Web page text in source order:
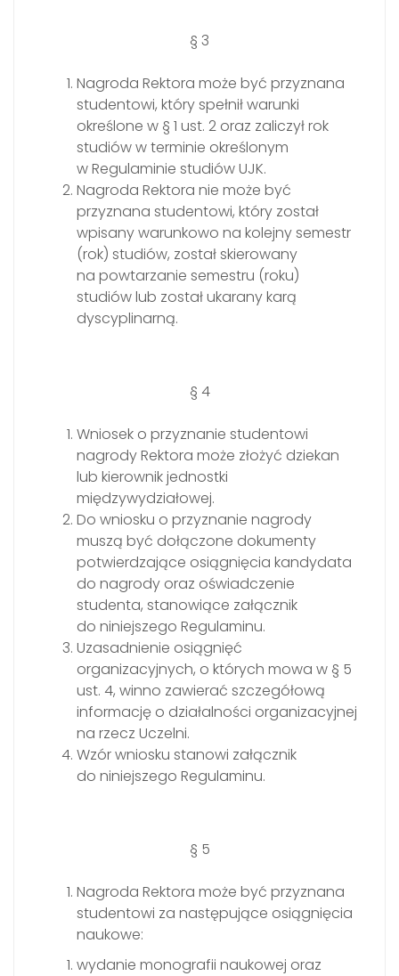
§ 3
Nagroda Rektora może być przyznana
studentowi, który spełnił warunki
określone w § 1 ust. 2 oraz zaliczył rok
studiów w terminie określonym
w Regulaminie studiów UJK.
Nagroda Rektora nie może być
przyznana studentowi, który został
wpisany warunkowo na kolejny semestr
(rok) studiów, został skierowany
na powtarzanie semestru (roku)
studiów lub został ukarany karą
dyscyplinarną.
§ 4
Wniosek o przyznanie studentowi
nagrody Rektora może złożyć dziekan
lub kierownik jednostki
międzywydziałowej.
Do wniosku o przyznanie nagrody
muszą być dołączone dokumenty
potwierdzające osiągnięcia kandydata
do nagrody oraz oświadczenie
studenta, stanowiące załącznik
do niniejszego Regulaminu.
Uzasadnienie osiągnięć
organizacyjnych, o których mowa w § 5
ust. 4, winno zawierać szczegółową
informację o działalności organizacyjnej
na rzecz Uczelni.
Wzór wniosku stanowi załącznik
do niniejszego Regulaminu.
§ 5
Nagroda Rektora może być przyznana
studentowi za następujące osiągnięcia
naukowe:
wydanie monografii naukowej oraz